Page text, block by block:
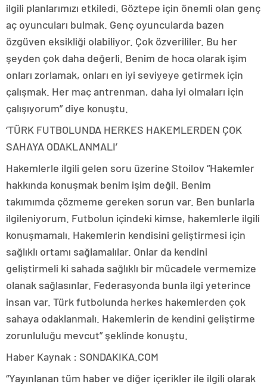
ilgili planlarımızı etkiledi. Göztepe için önemli olan genç
aç oyuncuları bulmak. Genç oyuncularda bazen
özgüven eksikliği olabiliyor. Çok özverililer. Bu her
şeyden çok daha değerli. Benim de hoca olarak işim
onları zorlamak, onları en iyi seviyeye getirmek için
çalışmak. Her maç antrenman, daha iyi olmaları için
çalışıyorum” diye konuştu.
‘TÜRK FUTBOLUNDA HERKES HAKEMLERDEN ÇOK
SAHAYA ODAKLANMALI’
Hakemlerle ilgili gelen soru üzerine Stoilov “Hakemler
hakkında konuşmak benim işim değil. Benim
takımımda çözmeme gereken sorun var. Ben bunlarla
ilgileniyorum. Futbolun içindeki kimse, hakemlerle ilgili
konuşmamalı. Hakemlerin kendisini geliştirmesi için
sağlıklı ortamı sağlamalılar. Onlar da kendini
geliştirmeli ki sahada sağlıklı bir mücadele vermemize
olanak sağlasınlar. Federasyonda bunla ilgi yeterince
insan var. Türk futbolunda herkes hakemlerden çok
sahaya odaklanmalı. Hakemlerin de kendini geliştirme
zorunluluğu mevcut” şeklinde konuştu.
Haber Kaynak : SONDAKIKA.COM
“Yayınlanan tüm haber ve diğer içerikler ile ilgili olarak